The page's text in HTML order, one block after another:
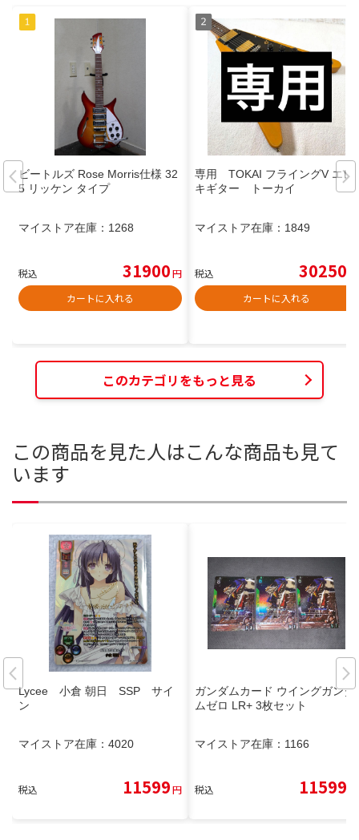
ビートルズ Rose Morris仕様 32
5 リッケン タイプ
マイストア在庫： 1268
税込 31900円
カートに入れる
専用 TOKAI フライングV エレ
キギター トーカイ
マイストア在庫： 1849
税込 30250
カートに入れる
このカテゴリをもっと見る
この商品を見た人はこんな商品も見て
います
Lycee 小倉 朝日 SSP サイ
ン
マイストア在庫： 4020
税込 11599円
ガンダムカード ウイングガンダ
ムゼロ LR+ 3枚セット
マイストア在庫： 1166
税込 11599